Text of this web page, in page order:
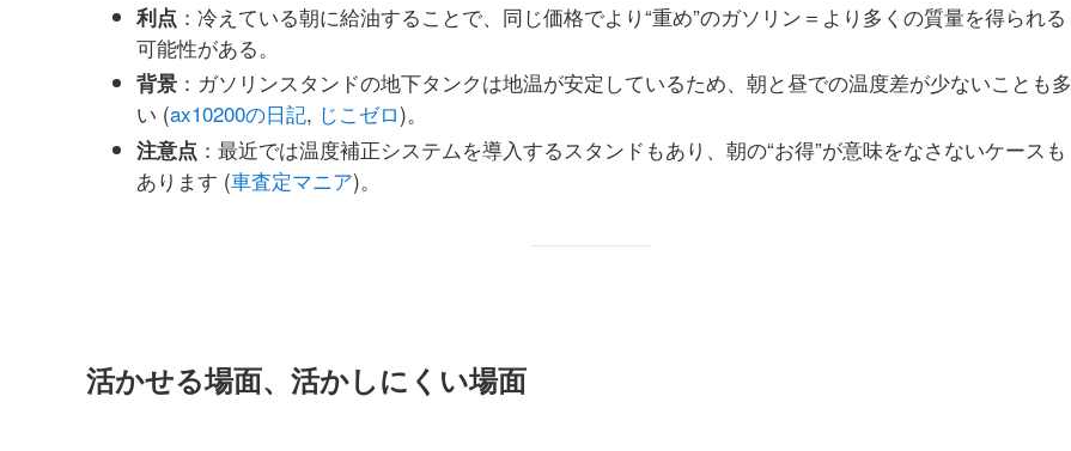
利点 ：冷えている朝に給油することで、同じ価格でより“重め”のガソリン＝より多くの質量を得られる
可能性がある。
背景：ガソリンスタンドの地下タンクは地温が安定しているため、朝と昼での温度差が少ないことも多
い (ax10200の日記, じこゼロ)。
注意点 ：最近では温度補正システムを導入するスタンドもあり、朝の“お得”が意味をなさないケースも
あります (車査定マニア)。
活かせる場面、活かしにくい場面